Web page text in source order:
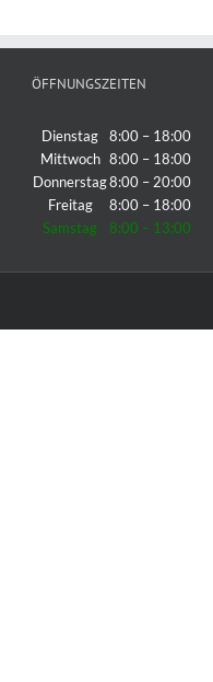
ÖFFNUNGSZEITEN
Dienstag
8:00 – 18:00
Mittwoch 8:00 – 18:00
Donnerstag8:00 – 20:00
Freitag
8:00 – 18:00
Samstag
8:00 – 13:00